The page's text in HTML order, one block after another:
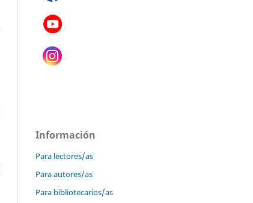
Información
Para lectores/as
Para autores/as
Para bibliotecarios/as